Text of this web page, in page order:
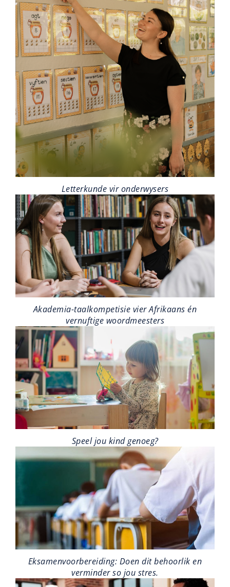
Letterkunde vir onderwysers
Akademia-taalkompetisie vier Afrikaans én
vernuftige woordmeesters
Speel jou kind genoeg?
Eksamenvoorbereiding: Doen dit behoorlik en
verminder so jou stres.